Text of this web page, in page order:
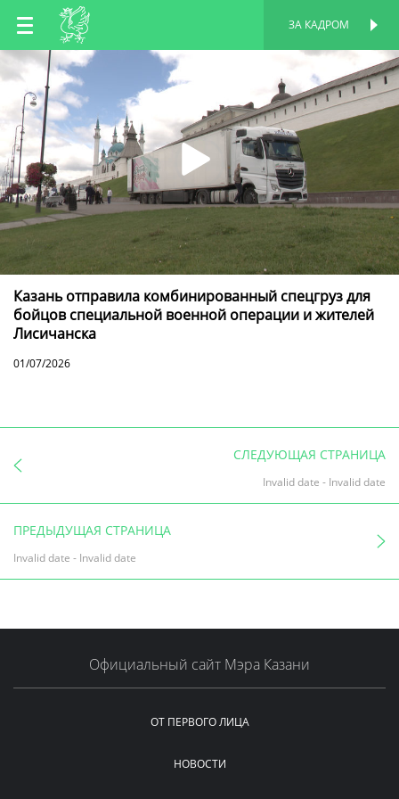
RU
TT
ЗА КАДРОМ
Казань отправила комбинированный спецгруз для
бойцов специальной военной операции и жителей
Лисичанска
01/07/2026
СЛЕДУЮЩАЯ СТРАНИЦА
Invalid date - Invalid date
ПРЕДЫДУЩАЯ СТРАНИЦА
Invalid date - Invalid date
Официальный сайт Мэра Казани
ОТ ПЕРВОГО ЛИЦА
НОВОСТИ
ПЕРСОНАЛЬНАЯ
СТРАНИЦА